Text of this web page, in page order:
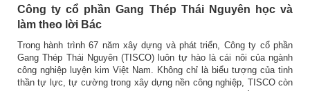
Công ty cổ phần Gang Thép Thái Nguyên học và
làm theo lời Bác
Trong hành trình 67 năm xây dựng và phát triển, Công ty cổ phần
Gang Thép Thái Nguyên (TISCO) luôn tự hào là cái nôi của ngành
công nghiệp luyện kim Việt Nam. Không chỉ là biểu tượng của tinh
thần tự lực, tự cường trong xây dựng nền công nghiệp, TISCO còn